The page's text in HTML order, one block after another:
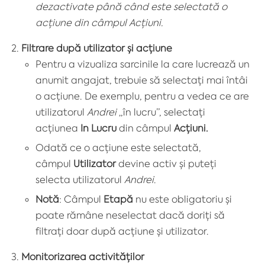
dezactivate până când este selectată o
acțiune din câmpul Acțiuni.
Filtrare după utilizator și acțiune
Pentru a vizualiza sarcinile la care lucrează un
anumit angajat, trebuie să selectați mai întâi
o acțiune. De exemplu, pentru a vedea ce are
utilizatorul Andrei„în lucru”, selectați
acțiunea In Lucru din câmpul Acțiuni.
Odată ce o acțiune este selectată,
câmpul Utilizatordevine activ și puteți
selecta utilizatorul Andrei.
Notă: Câmpul Etapă nu este obligatoriu și
poate rămâne neselectat dacă doriți să
filtrați doar după acțiune și utilizator.
Monitorizarea activităților